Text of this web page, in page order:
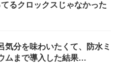
るクロックスじゃなかった
気分を味わいたくて、防水ミ
ムまで導入した結果…